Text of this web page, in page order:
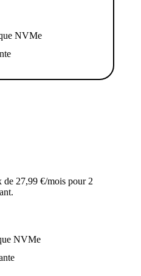
NVMe
27,99 €/mois pour 2
NVMe